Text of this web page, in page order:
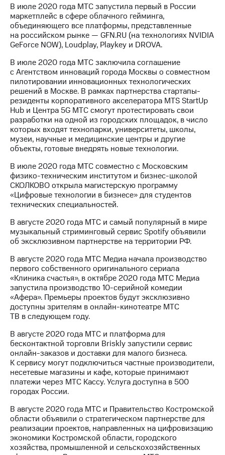
В июле 2020 года МТС запустила первый в России
маркетплейс в сфере облачного гейминга,
объединяющего все платформы, представленные
на российском рынке — GFN.RU (на технологиях NVIDIA
GeForce NOW), Loudplay, Playkey и DROVA.
В июле 2020 года МТС заключила соглашение
с Агентством инноваций города Москвы о совместном
пилотировании инновационных технологических
решений в Москве. В рамках партнерства стартапы-
резиденты корпоративного акселератора MTS StartUp
Hub и Центра 5G МТС смогут протестировать свои
разработки на одной из городских площадок, в число
которых входят технопарки, университеты, школы,
музеи, научные и медицинские центры и другие
объекты, готовые внедрять новые технологии.
В июле 2020 года МТС совместно с Московским
физико-техническим институтом и бизнес-школой
СКОЛКОВО открыла магистерскую программу
«Цифровые технологии в бизнесе» для студентов
технических специальностей.
В августе 2020 года МТС и самый популярный в мире
музыкальный стриминговый сервис Spotify объявили
об эксклюзивном партнерстве на территории РФ.
В августе 2020 года МТС Медиа начала производство
первого собственного оригинального сериала
«Клиника счастья», в октябре 2020 года МТС Медиа
запустила производство 10-серийной комедии
«Афера». Премьеры проектов будут эксклюзивно
доступны зрителям в онлайн-кинотеатре МТС
ТВ в следующем году.
В августе 2020 года МТС и платформа для
бесконтактной торговли Briskly запустили сервис
онлайн-заказов и доставки для малого бизнеса.
К сервису могут подключиться частные производители,
несетевые магазины и кафе, которые принимают
платежи через МТС Кассу. Услуга доступна в 500
городах России.
В августе 2020 года МТС и Правительство Костромской
области объявили о стратегическом партнерстве для
реализации проектов, направленных на цифровизацию
экономики Костромской области, городского
хозяйства, промышленной и сельскохозяйственных